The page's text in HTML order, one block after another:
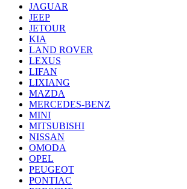
JAGUAR
JEEP
JETOUR
KIA
LAND ROVER
LEXUS
LIFAN
LIXIANG
MAZDA
MERCEDES-BENZ
MINI
MITSUBISHI
NISSAN
OMODA
OPEL
PEUGEOT
PONTIAC